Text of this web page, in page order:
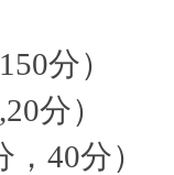
分）
分）
40分）